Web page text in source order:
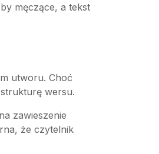
męczące, a tekst
utworu. Choć
wersu.
zawieszenie
że czytelnik